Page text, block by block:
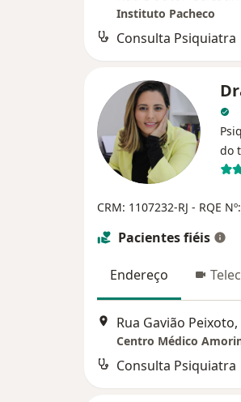
Instituto Pacheco
Consulta Psiquiatra
do
CRM: 1107232-RJ - RQE
Pacientes fiéis
Endereço
Rua Gavião
Centro Médico
Consulta Psiquiatra